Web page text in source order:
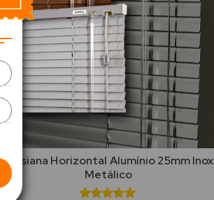
Persiana Horizontal Alumínio 25mm Inox
Metálico